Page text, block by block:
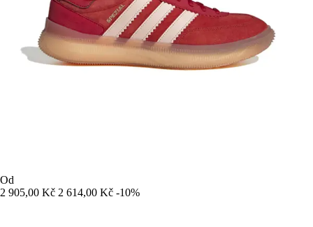
Od
2 905,00 Kč 2 614,00 Kč -10%